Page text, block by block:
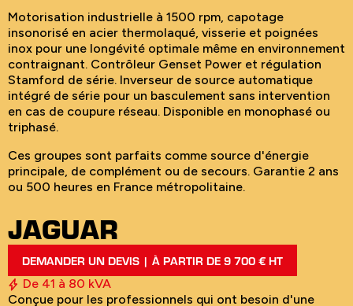
Motorisation industrielle à 1500 rpm, capotage
insonorisé en acier thermolaqué, visserie et poignées
inox pour une longévité optimale même en environnement
contraignant. Contrôleur Genset Power et régulation
Stamford de série. Inverseur de source automatique
intégré de série pour un basculement sans intervention
en cas de coupure réseau. Disponible en monophasé ou
triphasé.
Ces groupes sont parfaits comme source d'énergie
principale, de complément ou de secours. Garantie 2 ans
ou 500 heures en France métropolitaine.
JAGUAR
DEMANDER UN DEVIS | À PARTIR DE 9 700 € HT
De 41 à 80 kVA
Conçue pour les professionnels qui ont besoin d'une